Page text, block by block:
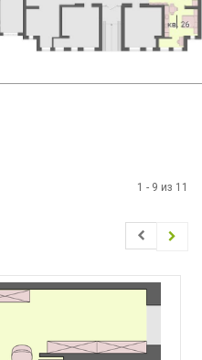
1 - 9 из 11